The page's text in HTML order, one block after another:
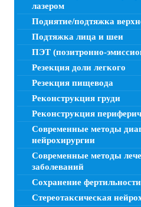
лазером
Поднятие/подтяжка
Подтяжка лица и шеи
ПЭТ (позитронно-
Резекция доли легкого
Резекция пищевода
Реконструкция груди
Реконструкция
Современные методы
нейрохирургии
Современные методы
заболеваний
Сохранение
Стереотаксическая